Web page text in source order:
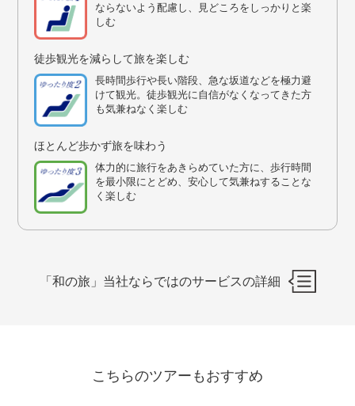
ならないよう配慮し、見どころをしっかりと楽
しむ
徒歩観光を減らして旅を楽しむ
長時間歩行や長い階段、急な坂道などを極力避
けて観光。徒歩観光に自信がなくなってきた方
も気兼ねなく楽しむ
ほとんど歩かず旅を味わう
体力的に旅行をあきらめていた方に、歩行時間
を最小限にとどめ、安心して気兼ねすることな
く楽しむ
「和の旅」当社ならではのサービスの詳細
こちらのツアーもおすすめ